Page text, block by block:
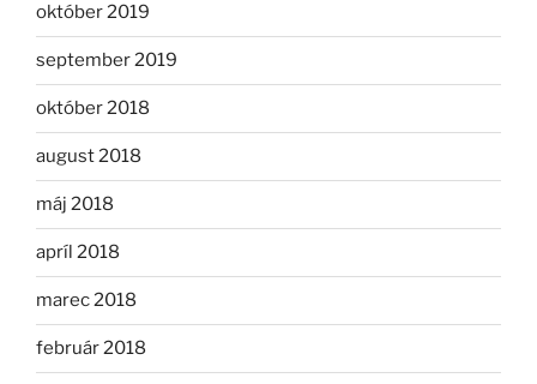
október 2019
september 2019
október 2018
august 2018
máj 2018
apríl 2018
marec 2018
február 2018